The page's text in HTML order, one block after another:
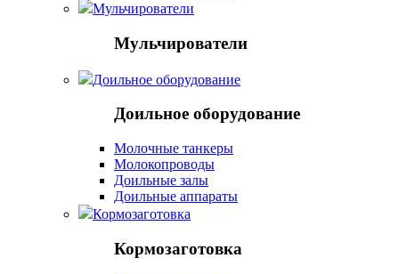
Мульчирователи
Мульчирователи
Доильное оборудование
Доильное оборудование
Молочные танкеры
Молокопроводы
Доильные залы
Доильные аппараты
Кормозаготовка
Кормозаготовка